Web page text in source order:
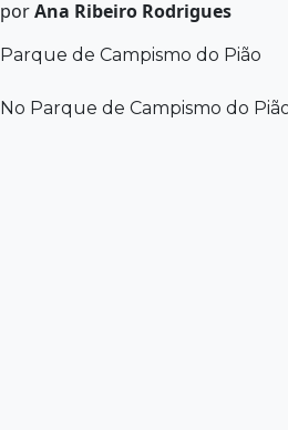
porAna Ribeiro Rodrigues
Parque de Campismo do Pião
No Parque de Campismo do